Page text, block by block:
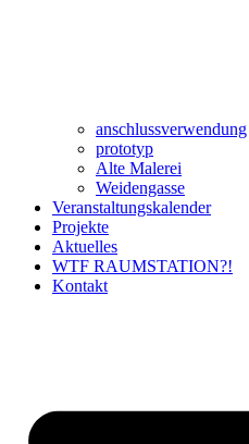
anschlussverwendung
prototyp
Alte Malerei
Weidengasse
Veranstaltungskalender
Projekte
Aktuelles
WTF RAUMSTATION?!
Kontakt